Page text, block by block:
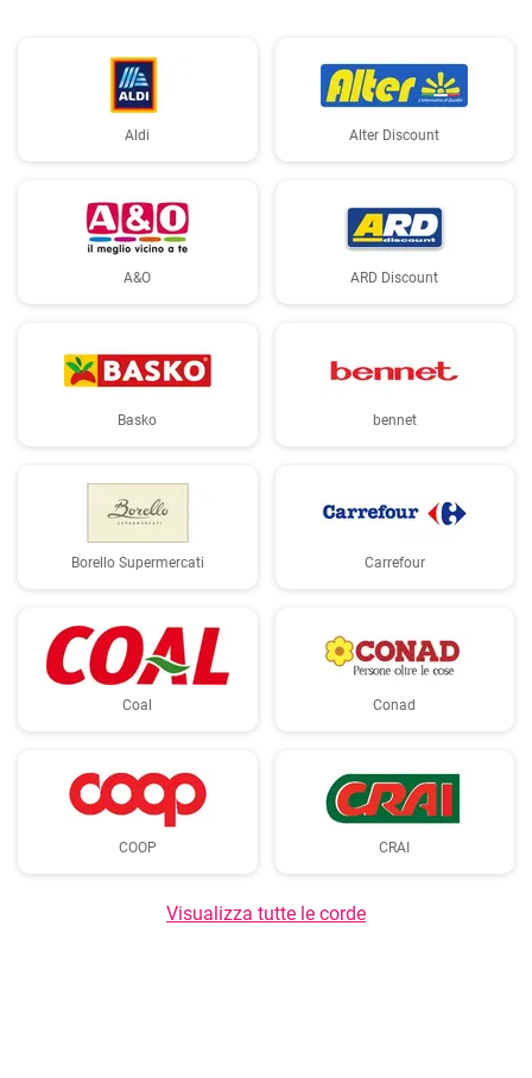
Aldi Alter Discount
A&O ARD Discount
Basko bennet
Borello Supermercati Carrefour
Coal Conad
COOP CRAI
Visualizza tutte le corde